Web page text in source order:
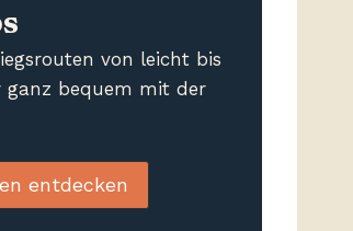
von leicht bis
ganz bequem mit der
entdecken